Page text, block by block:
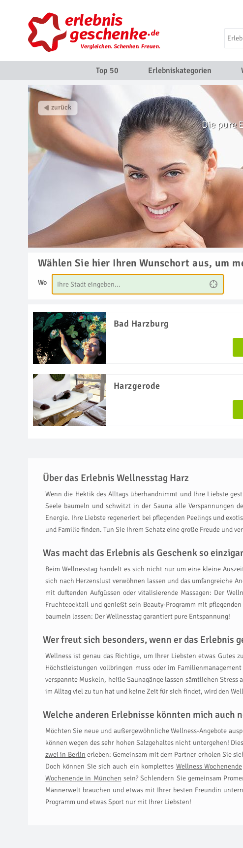
Top 50 Erlebniskategorien
Die pure
Wählen Sie hier Ihren Wunschort aus, um
Wo
Bad Harzburg
Harzgerode
Über das Erlebnis Wellnesstag Harz
Wenn die Hektik des Alltags überhandnimmt und Ihre Liebste
Seele baumeln und schwitzt in der Sauna alle Verspannungen
Energie. Ihre Liebste regeneriert bei pflegenden Peelings und
und Familie finden. Tun Sie Ihrem Schatz eine große Freude und
Was macht das Erlebnis als Geschenk so
Beim Wellnesstag handelt es sich nicht nur um eine kleine
sich nach Herzenslust verwöhnen lassen und das umfangreiche
mit duftenden Aufgüssen oder vitalisierende Massagen: Der
Fruchtcocktail und genießt sein Beauty-Programm mit
baumeln lassen: Der Wellnesstag garantiert pure Entspannung!
Wer freut sich besonders, wenn er das Erlebnis
Wellness ist genau das Richtige, um Ihrer Liebsten etwas Gutes
Höchstleistungen vollbringen muss oder im
verspannte Muskeln, heiße Saunagänge lassen sämtlichen
im Alltag viel zu tun hat und keine Zeit für sich findet, wird den
Welche anderen Erlebnisse könnten mich auch
Möchten Sie neue und außergewöhnliche Wellness-Angebote
können wegen des sehr hohen Salzgehaltes nicht untergehen!
zwei in Berlin erleben: Gemeinsam mit dem Partner erholen Sie
Doch können Sie sich auch ein komplettes Wellness Wochenende
Wochenende in München sein? Schlendern Sie gemeinsam
Männerwelt brauchen und etwas mit Ihrer besten Freundin
Programm und etwas Sport nur mit Ihrer Liebsten!